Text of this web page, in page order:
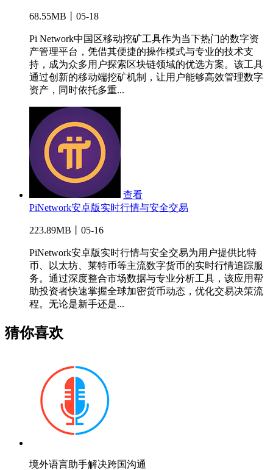
68.55MB丨05-18
Pi Network中国区移动挖矿工具作为当下热门的数字资
产管理平台，凭借其便捷的操作模式与专业的技术支
持，成为众多用户探索区块链领域的优选方案。该工具
通过创新的移动端挖矿机制，让用户能够高效管理数字
资产，同时依托多重...
查看
PiNetwork安卓版实时行情与安全交易
223.89MB丨05-16
PiNetwork安卓版实时行情与安全交易为用户提供比特
币、以太坊、莱特币等主流数字货币的实时行情追踪服
务。通过深度整合市场数据与专业分析工具，该应用帮
助投资者快速掌握全球加密货币动态，优化交易决策流
程。无论是新手还是...
猜你喜欢
境外语言助手解决跨国沟通